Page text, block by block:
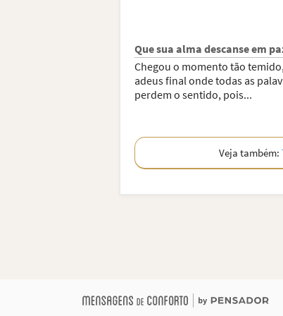
Que sua alma descanse em
Chegou o momento tão
adeus final onde todas as
perdem o sentido, pois...
Veja também: